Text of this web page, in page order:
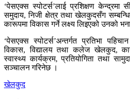
‘पेसएक्स स्पोटर्स’लाई प्रशिक्षण केन्द्रमा
समुदाय, निजी क्षेत्र तथा खेलकुदसँग
कारूपमा विकास गर्ने लक्ष्य लिइएको उनको
‘पेसएक्स स्पोटर्स’अन्तर्गत प्रतिभा
विकास, विद्यालय तथा कलेज खेलकुद,
स्वास्थ्य कार्यक्रम, प्रतियोगिता तथा
सञ्चालन गरिनेछ ।
खेलकुद